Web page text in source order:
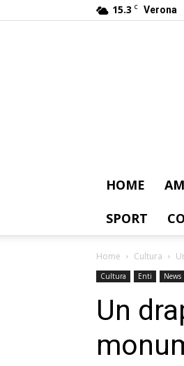
15.3 C Verona
HOME
SPORT
Home Cultura
Cultura Enti News
Un